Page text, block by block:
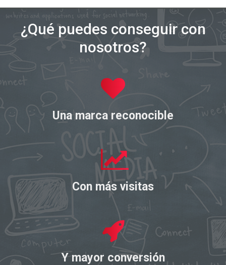
¿Qué puedes conseguir con
nosotros?
Una marca reconocible
Con más visitas
Y mayor conversión